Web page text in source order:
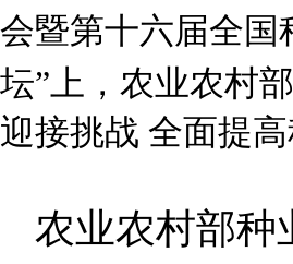
会暨第十六届全国
坛”上，农业农村
迎接挑战 全面提
农业农村部种